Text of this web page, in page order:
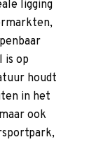
ligging
is op
houdt
in het
ook